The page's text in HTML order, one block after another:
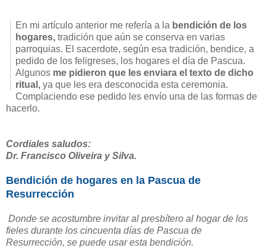
En mi artículo anterior me refería a la bendición de los
hogares,tradición que aún se conserva en varias
parroquias. El sacerdote, según esa tradición, bendice, a
pedido de los feligreses, los hogares el día de Pascua.
Algunos me pidieron que les enviara el texto de dicho
ritual,ya que les era desconocida esta ceremonia.
Complaciendo ese pedido les envío una de las formas de
hacerlo.
Cordiales saludos:
Dr. Francisco Oliveira y Silva.
Bendición de hogares en la Pascua de
Resurrección
Donde se acostumbre invitar al presbítero al hogar de los
fieles durante los cincuenta días de Pascua de
Resurrección, se puede usar esta bendición.